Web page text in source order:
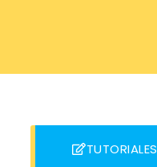
TUTORIALES